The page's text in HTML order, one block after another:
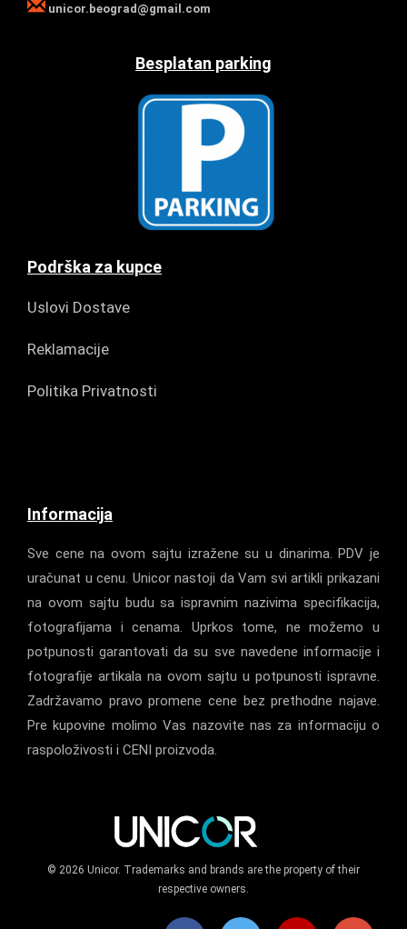
unicor.beograd@gmail.com
Besplatan parking
Podrška za kupce
Uslovi Dostave
Reklamacije
Politika Privatnosti
Informacija
Sve cene na ovom sajtu izražene su u dinarima. PDV je
uračunat u cenu. Unicor nastoji da Vam svi artikli prikazani
na ovom sajtu budu sa ispravnim nazivima specifikacija,
fotografijama i cenama. Uprkos tome, ne možemo u
potpunosti garantovati da su sve navedene informacije i
fotografije artikala na ovom sajtu u potpunosti ispravne.
Zadržavamo pravo promene cene bez prethodne najave.
Pre kupovine molimo Vas nazovite nas za informaciju o
raspoloživosti i CENI proizvoda.
© 2026 Unicor. Trademarks and brands are the property of their
respective owners.